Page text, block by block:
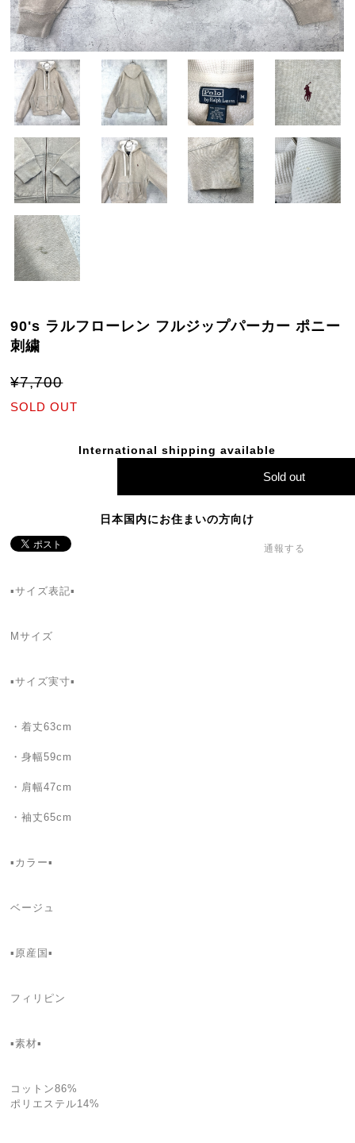
90's ラルフローレン フルジップパーカー ポニー
刺繍
¥7,700
SOLD OUT
International shipping available
Sold out
日本国内にお住まいの方向け
通報する
▪サイズ表記▪
Mサイズ
▪サイズ実寸▪
・着丈63cm
・身幅59cm
・肩幅47cm
・袖丈65cm
▪カラー▪️
ベージュ
▪原産国▪
フィリピン
▪素材▪
コットン86%
ポリエステル14%